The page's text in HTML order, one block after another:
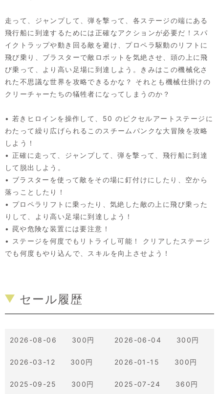
走って、ジャンプして、弾を撃って、各ステージの端にある
飛行船に到達するためには正確なアクションが必要だ！スパ
イクトラップや動き回る敵を避け、プロペラ駆動のリフトに
飛び乗り、ブラスターで敵ロボットを気絶させ、頭の上に飛
び乗って、より高い足場に到達しよう。きみはこの機械化さ
れた不思議な世界を攻略できるかな？ それとも機械仕掛けの
クリーチャーたちの犠牲者になってしまうのか？
• 若きヒロインを操作して、50 のピクセルアートステージに
わたって繰り広げられるこのスチームパンクな大冒険を攻略
しよう！
• 正確に走って、ジャンプして、弾を撃って、飛行船に到達
して脱出しよう。
• ブラスターを使って敵をその場に釘付けにしたり、空から
落っことしたり！
• プロペラリフトに乗ったり、気絶した敵の上に飛び乗った
りして、より高い足場に到達しよう！
• 罠や危険な装置には要注意！
• ステージを何度でもリトライし可能！ クリアしたステージ
でも何度もやり込んで、スキルを向上させよう！
セール履歴
2026-08-06 300円 2026-06-04 300円
2026-03-12 300円 2026-01-15 300円
2025-09-25 300円 2025-07-24 360円